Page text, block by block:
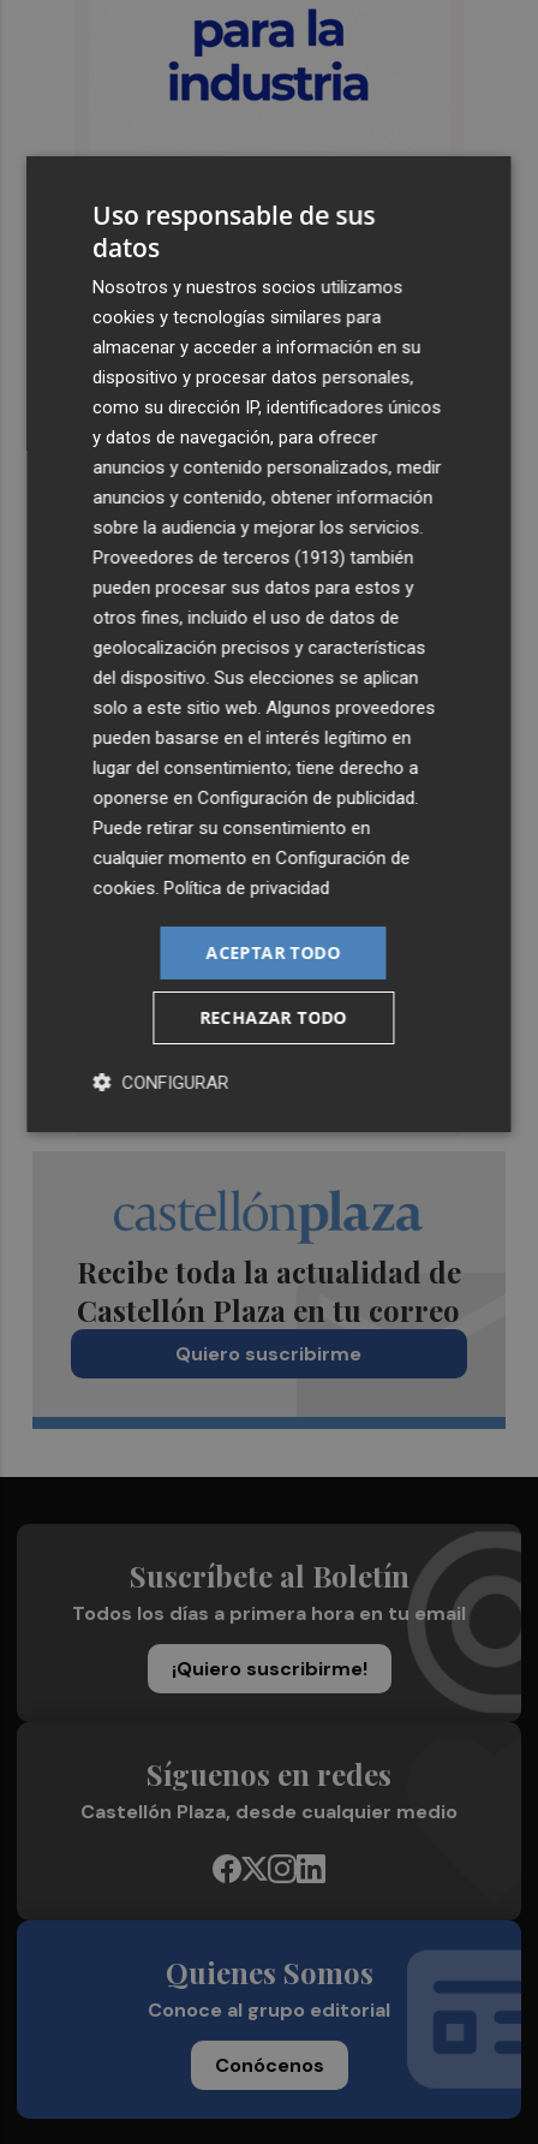
Últimas Noticias
Kiat Lim preside por primera vez un partido en Mestalla
El once del Valencia CF para el último Trofeu Taronja de
Mestalla
Aemet prevé peligro de incendios "muy alto" o
"extremo" en la mayor parte de la Península y Baleares
el día del eclipse
Company: “Estamos comenzando a ver el equipo que
queremos ver en la Liga”
Ocho helicópteros, un avión y más de 100 brigadas se
movilizan en Moratalla por un incendio forestal
Recibe toda la actualidad de
Castellón Plaza en tu correo
Quiero suscribirme
Suscríbete al Boletín
Todos los días a primera hora en tu email
¡Quiero suscribirme!
Síguenos en redes
Castellón Plaza, desde cualquier medio
Quienes Somos
Conoce al grupo editorial
Conócenos
Uso responsable de sus
datos
Nosotros y nuestros socios utilizamos
cookies y tecnologías similares para
almacenar y acceder a información en su
dispositivo y procesar datos personales,
como su dirección IP, identificadores únicos
y datos de navegación, para ofrecer
anuncios y contenido personalizados, medir
anuncios y contenido, obtener información
sobre la audiencia y mejorar los servicios.
Proveedores de terceros (1913) también
pueden procesar sus datos para estos y
otros fines, incluido el uso de datos de
geolocalización precisos y características
del dispositivo. Sus elecciones se aplican
solo a este sitio web. Algunos proveedores
pueden basarse en el interés legítimo en
lugar del consentimiento; tiene derecho a
oponerse enConfiguración de publicidad.
Puede retirar su consentimiento en
cualquier momento enConfiguración de
cookies.Política de privacidad
ACEPTAR TODO
RECHAZAR TODO
CONFIGURAR